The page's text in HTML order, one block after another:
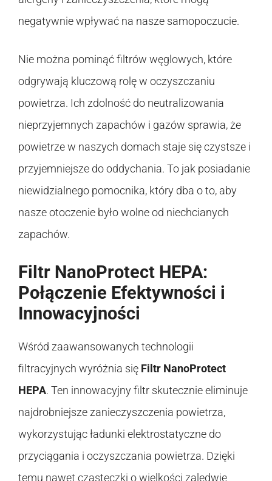
negatywnie wpływać na nasze samopoczucie.
Nie można pominąć filtrów węglowych, które
odgrywają kluczową rolę w oczyszczaniu
powietrza. Ich zdolność do neutralizowania
nieprzyjemnych zapachów i gazów sprawia, że
powietrze w naszych domach staje się czystsze i
przyjemniejsze do oddychania. To jak posiadanie
niewidzialnego pomocnika, który dba o to, aby
nasze otoczenie było wolne od niechcianych
zapachów.
Filtr NanoProtect HEPA:
Połączenie Efektywności i
Innowacyjności
Wśród zaawansowanych technologii
filtracyjnych wyróżnia się Filtr NanoProtect
HEPA. Ten innowacyjny filtr skutecznie eliminuje
najdrobniejsze zanieczyszczenia powietrza,
wykorzystując ładunki elektrostatyczne do
przyciągania i oczyszczania powietrza. Dzięki
temu nawet cząsteczki o wielkości zaledwie